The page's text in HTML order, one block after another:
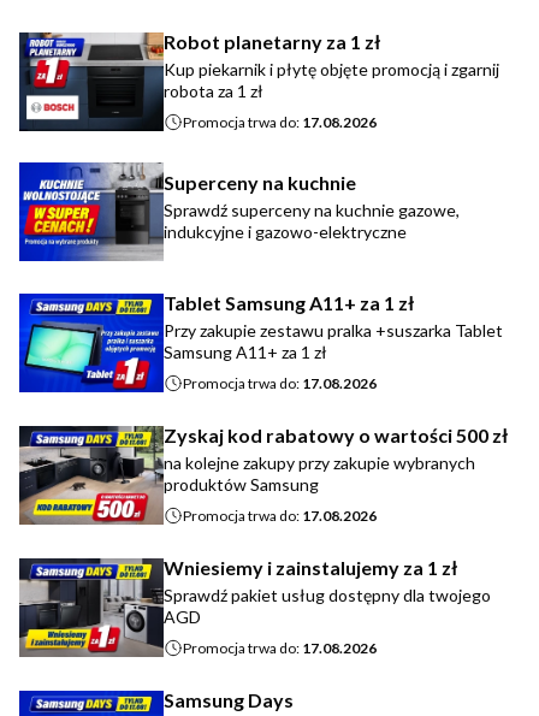
Robot planetarny za 1 zł
Kup piekarnik i płytę objęte promocją i zgarnij
robota za 1 zł
Promocja trwa do: 17.08.2026
Superceny na kuchnie
Sprawdź superceny na kuchnie gazowe,
indukcyjne i gazowo-elektryczne
Tablet Samsung A11+ za 1 zł
Przy zakupie zestawu pralka +suszarka Tablet
Samsung A11+ za 1 zł
Promocja trwa do: 17.08.2026
Zyskaj kod rabatowy o wartości 500 zł
na kolejne zakupy przy zakupie wybranych
produktów Samsung
Promocja trwa do: 17.08.2026
Wniesiemy i zainstalujemy za 1 zł
Sprawdź pakiet usług dostępny dla twojego
AGD
Promocja trwa do: 17.08.2026
Samsung Days